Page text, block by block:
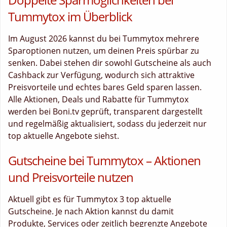
Tummytox im Überblick
Im August 2026 kannst du bei Tummytox mehrere
Sparoptionen nutzen, um deinen Preis spürbar zu
senken. Dabei stehen dir sowohl Gutscheine als auch
Cashback zur Verfügung, wodurch sich attraktive
Preisvorteile und echtes bares Geld sparen lassen.
Alle Aktionen, Deals und Rabatte für Tummytox
werden bei Boni.tv geprüft, transparent dargestellt
und regelmäßig aktualisiert, sodass du jederzeit nur
top aktuelle Angebote siehst.
Gutscheine bei Tummytox – Aktionen
und Preisvorteile nutzen
Aktuell gibt es für Tummytox 3 top aktuelle
Gutscheine. Je nach Aktion kannst du damit
Produkte, Services oder zeitlich begrenzte Angebote